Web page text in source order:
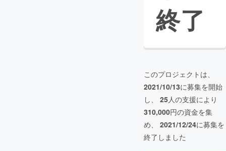
終了
このプロジェクトは、
2021/10/13に募集を開始
し、 25人の支援により
310,000円の資金を集
め、 2021/12/24に募集を
終了しました